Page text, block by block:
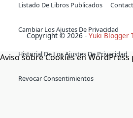
Listado De Libros Publicados
Cambiar Los Ajustes De Privacidad
Historial De Los Ajustes De Privacidad
Revocar Consentimientos
Copyright © 2026 - Yuki Blogger
Aviso sobre Cookies en